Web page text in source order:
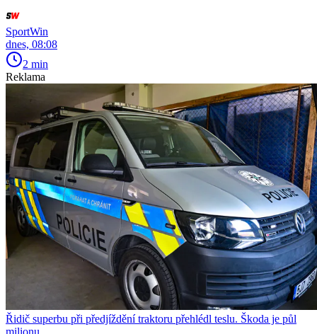
SportWin
dnes, 08:08
2 min
Reklama
Řidič superbu při předjíždění traktoru přehlédl teslu. Škoda je půl
milionu